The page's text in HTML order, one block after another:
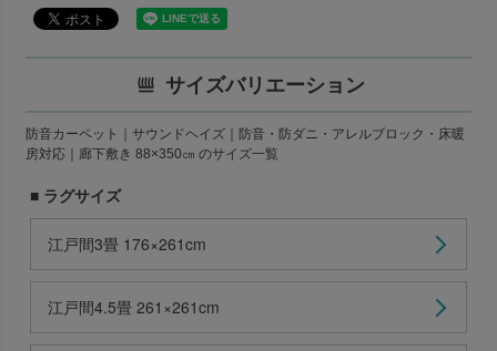
サイズバリエーション
防音カーペット｜サウンドヘイズ｜防音・防ダニ・アレルブロック・床暖
房対応｜廊下敷き 88×350㎝ のサイズ一覧
■ ラグサイズ
江戸間3畳 176×261cm
江戸間4.5畳 261×261cm